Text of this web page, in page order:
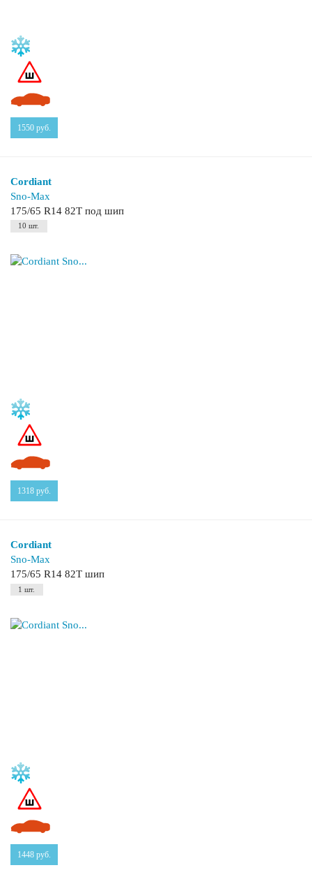
1550 руб.
Cordiant
Sno-Max
175/65 R14 82T под шип
10 шт.
1318 руб.
Cordiant
Sno-Max
175/65 R14 82T шип
1 шт.
1448 руб.